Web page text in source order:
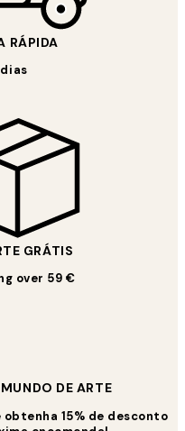
RÁPIDA
GRÁTIS
over 59 €
DE ARTE
15% de desconto